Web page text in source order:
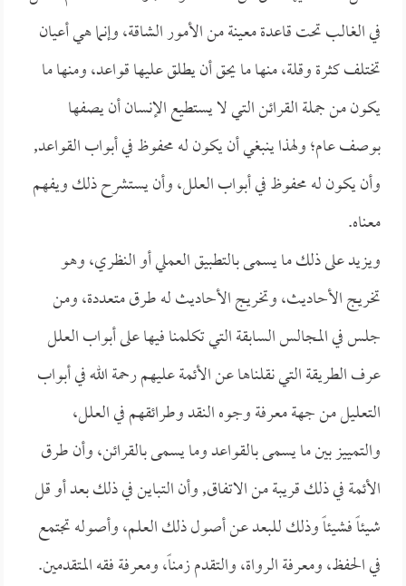
في الغالب تحت قاعدة معينة من الأمور الشاقة، وإنما هي أعيان
تختلف كثرة وقلة، منها ما يحق أن يطلق عليها قواعد، ومنها ما
يكون من جملة القرائن التي لا يستطيع الإنسان أن يصفها
بوصف عام؛ ولهذا ينبغي أن يكون له محفوظ في أبواب القواعد,
وأن يكون له محفوظ في أبواب العلل، وأن يستشرح ذلك ويفهم
معناه.
ويزيد على ذلك ما يسمى بالتطبيق العملي أو النظري، وهو
تخريج الأحاديث، وتخريج الأحاديث له طرق متعددة، ومن
جلس في المجالس السابقة التي تكلمنا فيها على أبواب العلل
عرف الطريقة التي نقلناها عن الأئمة عليهم رحمة الله في أبواب
التعليل من جهة معرفة وجوه النقد وطرائقهم في العلل،
والتمييز بين ما يسمى بالقواعد وما يسمى بالقرائن، وأن طرق
الأئمة في ذلك قريبة من الاتفاق, وأن التباين في ذلك بعد أو قل
شيئاً فشيئاً وذلك للبعد عن أصول ذلك العلم، وأصوله تجتمع
في الحفظ، ومعرفة الرواة، والتقدم زمناً، ومعرفة فقه المتقدمين.